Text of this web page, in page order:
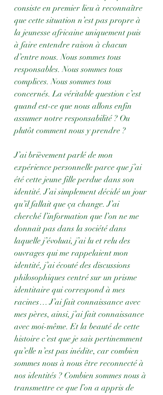
consiste en premier lieu à reconnaître
que cette situation n’est pas propre à
la jeunesse africaine uniquement puis
à faire entendre raison à chacun
d’entre nous. Nous sommes tous
responsables. Nous sommes tous
complices. Nous sommes tous
concernés. La véritable question c’est
quand est-ce que nous allons enfin
assumer notre responsabilité ? Ou
plutôt comment nous y prendre ?
J’ai brièvement parlé de mon
expérience personnelle parce que j’ai
été cette jeune fille perdue dans son
identité. J’ai simplement décidé un jour
qu’il fallait que ça change. J’ai
cherché l’information que l’on ne me
donnait pas dans la société dans
laquelle j’évoluai, j’ai lu et relu des
ouvrages qui me rappelaient mon
identité, j’ai écouté des discussions
philosophiques centré sur un prisme
identitaire qui correspond à mes
racines… J’ai fait connaissance avec
mes pères, ainsi, j’ai fait connaissance
avec moi-même. Et la beauté de cette
histoire c’est que je sais pertinemment
qu’elle n’est pas inédite, car combien
sommes nous à nous être reconnecté à
nos identités ? Combien sommes nous à
transmettre ce que l’on a appris de